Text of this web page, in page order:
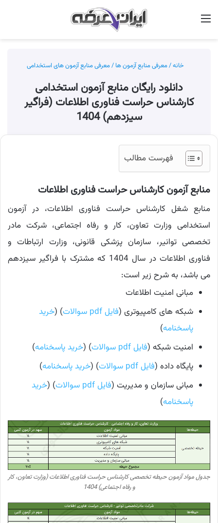
خانه/معرفی منابع آزمون ها /معرفی منابع آزمون های استخدامی
دانلود رایگان منابع آزمون استخدامی
کارشناس حراست فناوری اطلاعات (فراگیر
سیزدهم) 1404
فهرست مطالب
منابع آزمون کارشناس حراست فناوری اطلاعات
منابع شغل کارشناس حراست فناوری اطلاعات، در آزمون
استخدامی وزارت تعاون، کار و رفاه اجتماعی، شرکت مادر
تخصصی توانیر، سازمان پزشکی قانونی، وزارت ارتباطات و
فناوری اطلاعات در سال 1404 که مشترک با فراگیر سیزدهم
می باشد، به شرح زیر است:
مبانی امنیت اطلاعات
شبکه های کامپیوتری (فایل pdf سوالات ) (خرید
پاسخنامه)
امنیت شبکه (فایل pdf سوالات ) (خرید پاسخنامه)
پایگاه داده (فایل pdf سوالات ) (خرید پاسخنامه)
مبانی سازمان و مدیریت (فایل pdf سوالات ) (خرید
پاسخنامه)
جدول مواد آزمون حیطه تخصصی کارشناس حراست فناوری اطلاعات (وزارت تعاون، کار
و رفاه اجتماعی) 1404